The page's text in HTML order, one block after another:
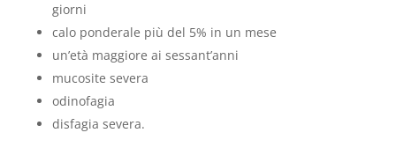
giorni
calo ponderale più del 5% in un mese
un’età maggiore ai sessant’anni
mucosite severa
odinofagia
disfagia severa.